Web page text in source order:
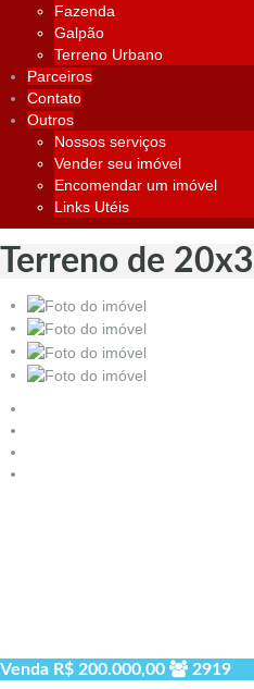
Fazenda
Galpão
Terreno Urbano
Parceiros
Contato
Outros
Nossos serviços
Vender seu imóvel
Encomendar um imóvel
Links Utéis
Terreno de
Venda R$ 200.000,00 2919